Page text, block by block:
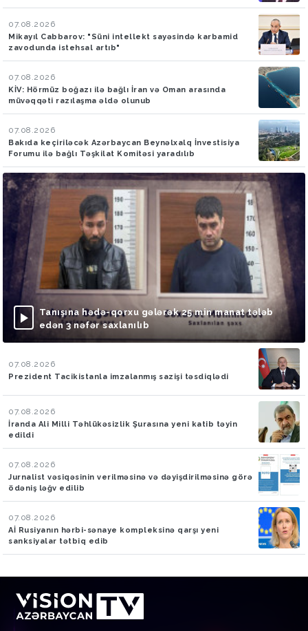
07.08.2026
Mikayıl Cabbarov: "Süni intellekt sayəsində karbamid
zavodunda istehsal artıb"
07.08.2026
KİV: Hörmüz boğazı ilə bağlı İran və Oman arasında
müvəqqəti razılaşma əldə olunub
07.08.2026
Bakıda keçiriləcək Azərbaycan Beynəlxalq İnvestisiya
Forumu ilə bağlı Təşkilat Komitəsi yaradılıb
Tanışına hədə-qorxu gələrək 25 min manat tələb
edən 3 nəfər saxlanılıb
07.08.2026
Prezident Tacikistanla imzalanmış sazişi təsdiqlədi
07.08.2026
İranda Ali Milli Təhlükəsizlik Şurasına yeni katib təyin
edildi
07.08.2026
Jurnalist vəsiqəsinin verilməsinə və dəyişdirilməsinə görə
ödəniş ləğv edilib
07.08.2026
Aİ Rusiyanın hərbi-sənaye kompleksinə qarşı yeni
sanksiyalar tətbiq edib